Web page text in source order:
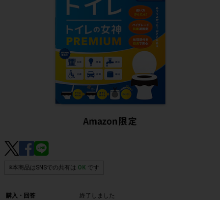
※本商品はSNSでの共有は OKです
購入・回答
終了しました